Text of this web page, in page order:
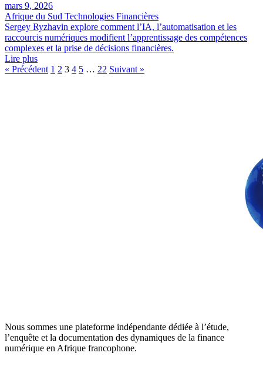
mars 9, 2026
Afrique du Sud Technologies Financières
Sergey Ryzhavin explore comment l’IA, l’automatisation et les
raccourcis numériques modifient l’apprentissage des compétences
complexes et la prise de décisions financières.
Lire plus
Pagination
« Précédent 1 2 3 4 5 … 22 Suivant »
Nous sommes une plateforme indépendante dédiée à l’étude,
l’enquête et la documentation des dynamiques de la finance
numérique en Afrique francophone.